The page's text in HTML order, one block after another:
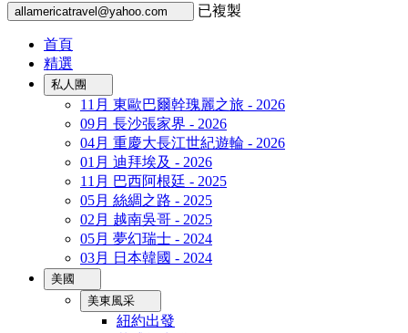
allamericatravel@yahoo.com 已複製
首頁
精選
私人團
11月 東歐巴爾幹瑰麗之旅 - 2026
09月 長沙張家界 - 2026
04月 重慶大長江世紀遊輪 - 2026
01月 迪拜埃及 - 2026
11月 巴西阿根廷 - 2025
05月 絲綢之路 - 2025
02月 越南吳哥 - 2025
05月 夢幻瑞士 - 2024
03月 日本韓國 - 2024
美國
美東風采
紐約出發